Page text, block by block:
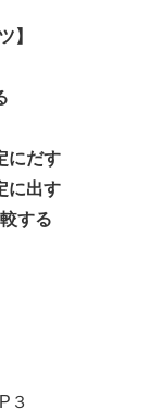
】
にだす
に出す
する
３